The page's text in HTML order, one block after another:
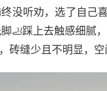
没听劝，选了自己
🦶踩上去触感细腻
砖缝少且不明显，